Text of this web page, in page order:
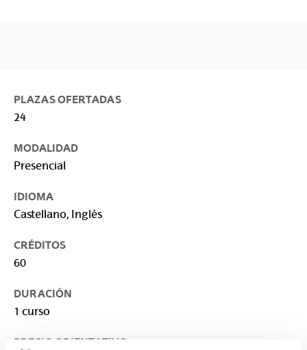
PLAZAS OFERTADAS
24
MODALIDAD
Presencial
IDIOMA
Castellano, Inglés
CRÉDITOS
60
DURACIÓN
1 curso
PRECIO ORIENTATIVO